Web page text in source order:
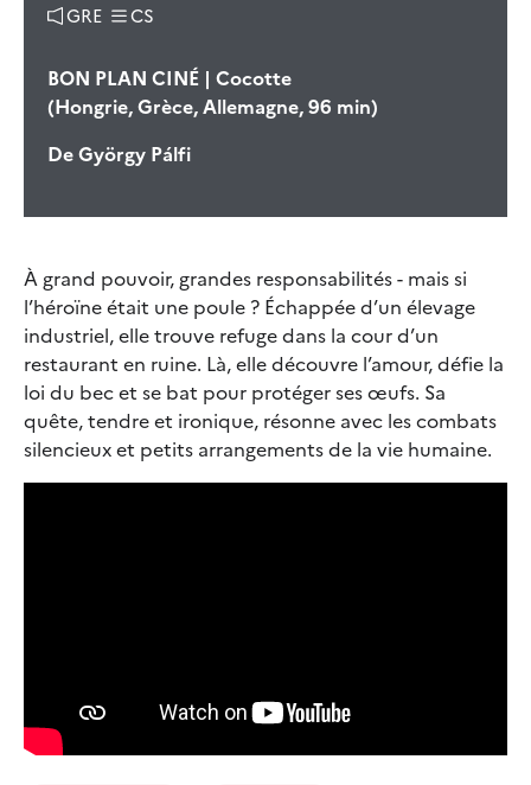
GRE CS
BON PLAN CINÉ | Cocotte
(Hongrie, Grèce, Allemagne, 96 min)
DeGyörgy Pálfi
À grand pouvoir, grandes responsabilités - mais si
l’héroïne était une poule ? Échappée d’un élevage
industriel, elle trouve refuge dans la cour d’un
restaurant en ruine. Là, elle découvre l’amour, défie la
loi du bec et se bat pour protéger ses œufs. Sa
quête, tendre et ironique, résonne avec les combats
silencieux et petits arrangements de la vie humaine.